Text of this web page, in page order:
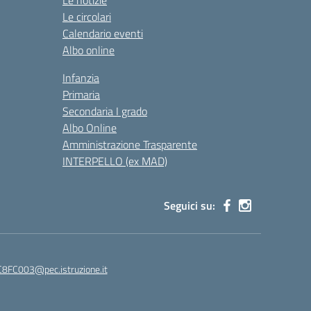
Le circolari
Calendario eventi
Albo online
Infanzia
Primaria
Secondaria I grado
Albo Online
Amministrazione Trasparente
INTERPELLO (ex MAD)
Seguici su: